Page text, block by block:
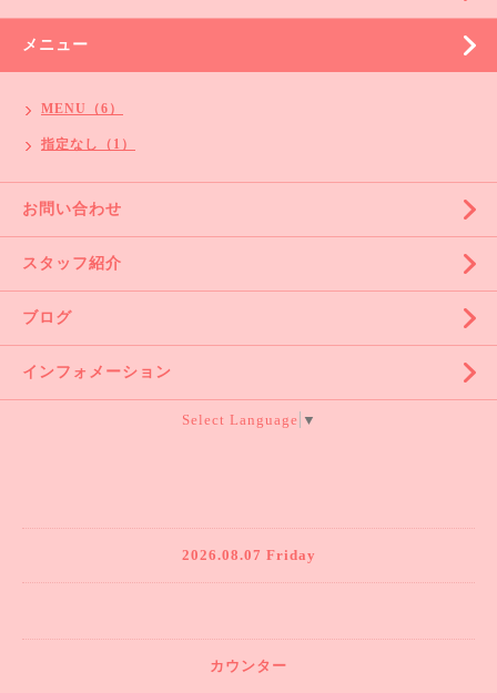
メニュー
MENU（6）
指定なし（1）
お問い合わせ
スタッフ紹介
ブログ
インフォメーション
Select Language ▼
2026.08.07 Friday
カウンター